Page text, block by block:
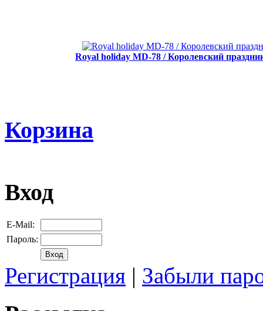
Royal holiday MD-78 / Королевский
Корзина
Вход
E-Mail:
Пароль:
Регистрация | Забыли